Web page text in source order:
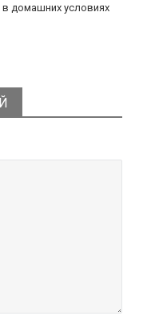
в домашних условиях